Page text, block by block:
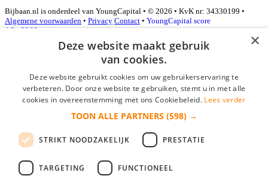
Bijbaan.nl is onderdeel van YoungCapital • © 2026 • KvK nr: 34330199 •
Algemene voorwaarden • Privacy Contact • YoungCapital score
4.3 - 3366 reviews
Inloggen als bedrijf
*
login gegevens onthouden
login
×
Deze website maakt gebruik
van cookies.
Deze website gebruikt cookies om uw gebruikerservaring te
verbeteren. Door onze website te gebruiken, stemt u in met alle
cookies in overeenstemming met ons Cookiebeleid. Lees verder
TOON ALLE PARTNERS (598) →
STRIKT NOODZAKELIJK PRESTATIE
TARGETING FUNCTIONEEL